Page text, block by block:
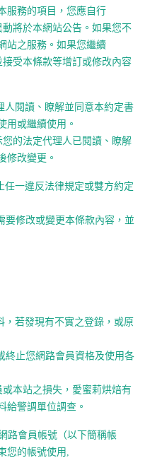
服務的項目，您應自行
將於本網站公告。 如果您不
站之服務。 如果您繼續
受本條款等增訂或修改內容
閱讀、 瞭解並同意本約定書
用或繼續使用。
的法定代理人已閱讀、 瞭解
修改變更。
任一違反法律規定或雙方約定
修改或變更本條款內容， 並
若發現有不實之登錄， 或原
終止您網路會員資格及使用各
本站之損失，愛蜜莉烘焙有
給警調單位調查。
路會員帳號（以下簡稱帳
您的帳號使用 ,